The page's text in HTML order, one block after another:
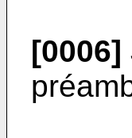
[0006]